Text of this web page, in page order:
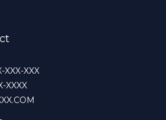
XXX-XXX
XXXX